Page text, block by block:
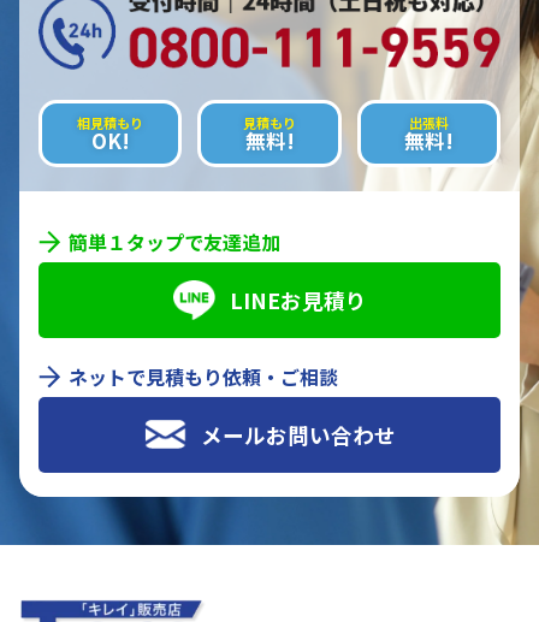
相見積もり
OK!
見積もり
無料!
出張料
無料!
簡単１タップで友達追加
LINEお見積り
ネットで見積もり依頼・ご相談
メールお問い合わせ